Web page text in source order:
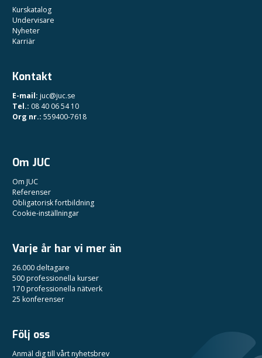
Kurskatalog
Undervisare
Nyheter
Karriär
Kontakt
E-mail: juc@juc.se
Tel.: 08 40 06 54 10
Org nr.: 559400-7618
Om JUC
Om JUC
Referenser
Obligatorisk fortbildning
Cookie-inställningar
Varje år har vi mer än
26.000 deltagare
500 professionella kurser
170 professionella nätverk
25 konferenser
Följ oss
Anmäl dig till vårt nyhetsbrev